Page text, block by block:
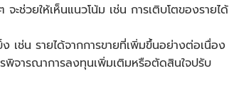
ะช่วยให้เห็นแนวโน้ม เช่น การเติบโตของรายได้
เช่น รายได้จากการขายที่เพิ่มขึ้นอย่างต่อเนื่อง
พิจารณาการลงทุนเพิ่มเติมหรือตัดสินใจปรับ